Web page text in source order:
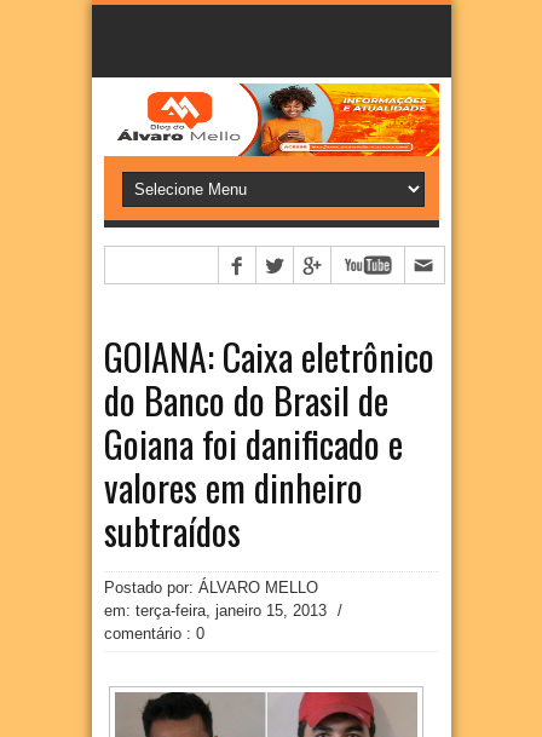
GOIANA: Caixa eletrônico
do Banco do Brasil de
Goiana foi danificado e
valores em dinheiro
subtraídos
Postado por: ÁLVARO MELLO
em: terça-feira, janeiro 15, 2013
/
comentário : 0